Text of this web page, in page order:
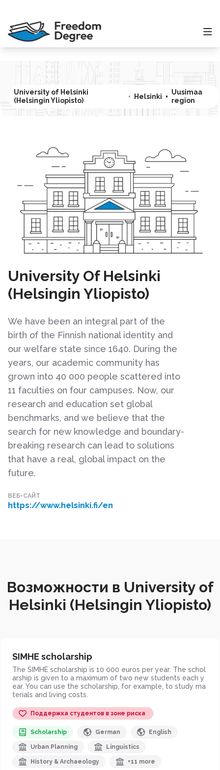
University of Helsinki
(Helsingin Yliopisto)
Helsinki
Uusimaa
region
University Of Helsinki
(Helsingin Yliopisto)
We have been an integral part of the
birth of the Finnish national identity and
our welfare state since 1640. During the
years, our academic community has
grown into 40 000 people scattered into
11 faculties on four campuses. Now, our
research and education set global
benchmarks, and we believe that the
search for new knowledge and boundary-
breaking research can lead to solutions
that have a real, global impact on the
future.
ВЕБ-САЙТ
https://www.helsinki.fi/en
Возможности в University of
Helsinki (Helsingin Yliopisto)
SIMHE scholarship
The SIMHE scholarship is 10 000 euros per year. The schol
arship is given to a maximum of two new students each y
ear. You can use the scholarship, for example, to study ma
terials and living costs.
Поддержка студентов в зоне риска
Scholarship German English
Urban Planning Linguistics
History & Archaeology +11 more